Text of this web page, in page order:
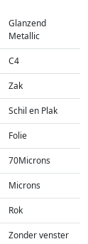
Glanzend
Metallic
C4
Zak
Schil en Plak
Folie
70Microns
Microns
Rok
Zonder venster